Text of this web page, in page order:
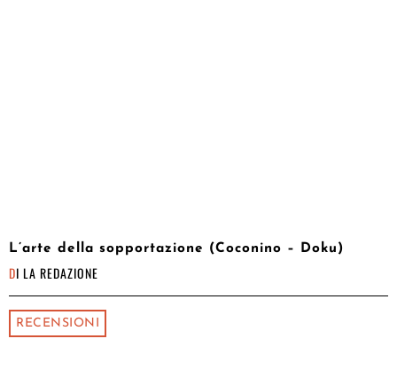
L’arte della sopportazione (Coconino – Doku)
DI LA REDAZIONE
RECENSIONI